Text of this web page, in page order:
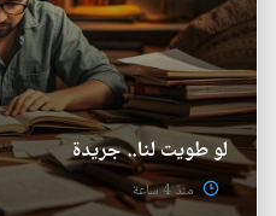
لو طويت لنا.. جريدة
منذ 4 ساعة